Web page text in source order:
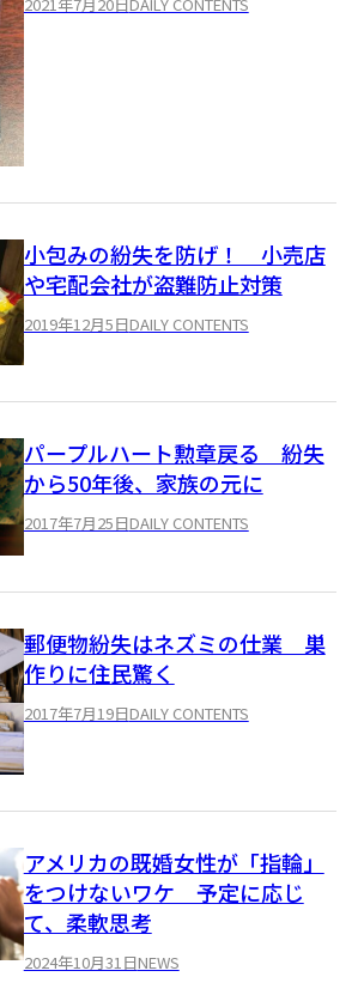
小包みの紛失を防げ！ 小売店
や宅配会社が盗難防止対策
2019年12月5日DAILY CONTENTS
パープルハート勲章戻る 紛失
から50年後、家族の元に
2017年7月25日DAILY CONTENTS
郵便物紛失はネズミの仕業 巣
作りに住民驚く
2017年7月19日DAILY CONTENTS
アメリカの既婚女性が「指輪」
をつけないワケ 予定に応じ
て、柔軟思考
2024年10月31日NEWS